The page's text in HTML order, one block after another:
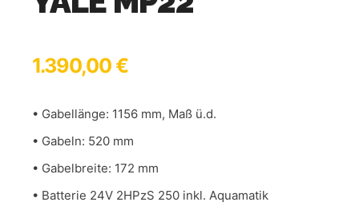
1.390,00€
• Gabellänge: 1156 mm, Maß ü.d.
• Gabeln: 520 mm
• Gabelbreite: 172 mm
• Batterie 24V 2HPzS 250 inkl. Aquamatik